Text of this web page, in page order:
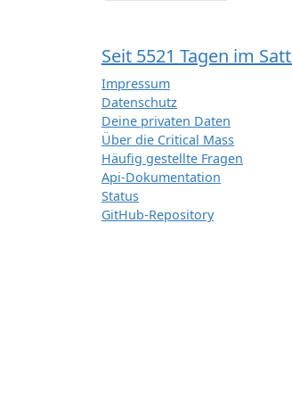
Seit 5521 Tagen im
Impressum
Datenschutz
Deine privaten Daten
Über die Critical Mass
Häufig gestellte Fragen
Api-Dokumentation
Status
GitHub-Repository